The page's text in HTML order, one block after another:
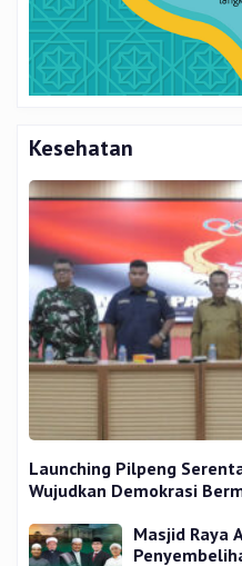
Kesehatan
Launching Pilpeng
Wujudkan Demokrasi
Masjid Raya